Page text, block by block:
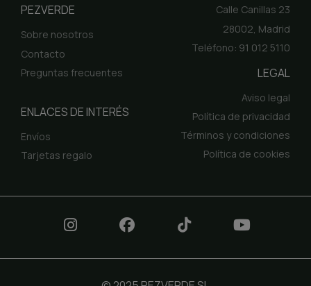
PEZVERDE
Sobre nosotros
Contacto
Preguntas frecuentes
ENLACES DE INTERÉS
Envíos
Tarjetas regalo
Calle Canillas 23
28002, Madrid
Teléfono: 91 012 5110
LEGAL
Aviso legal
Política de privacidad
Términos y condiciones
Política de cookies